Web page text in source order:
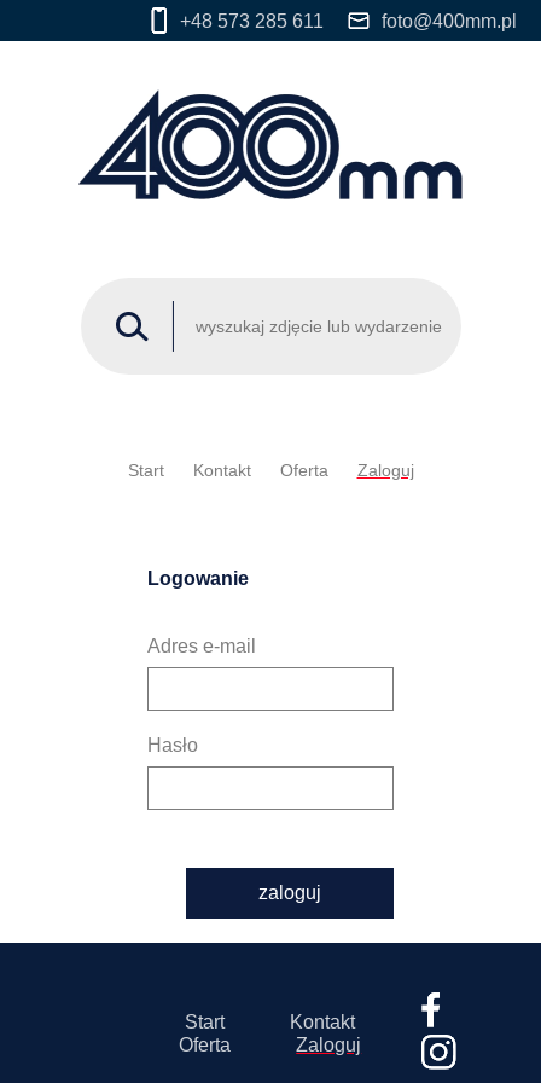
+48 573 285 611 foto@400mm.pl
Start Kontakt Oferta Zaloguj
Logowanie
Adres e-mail
Hasło
zaloguj
Start
Kontakt
Oferta
Zaloguj